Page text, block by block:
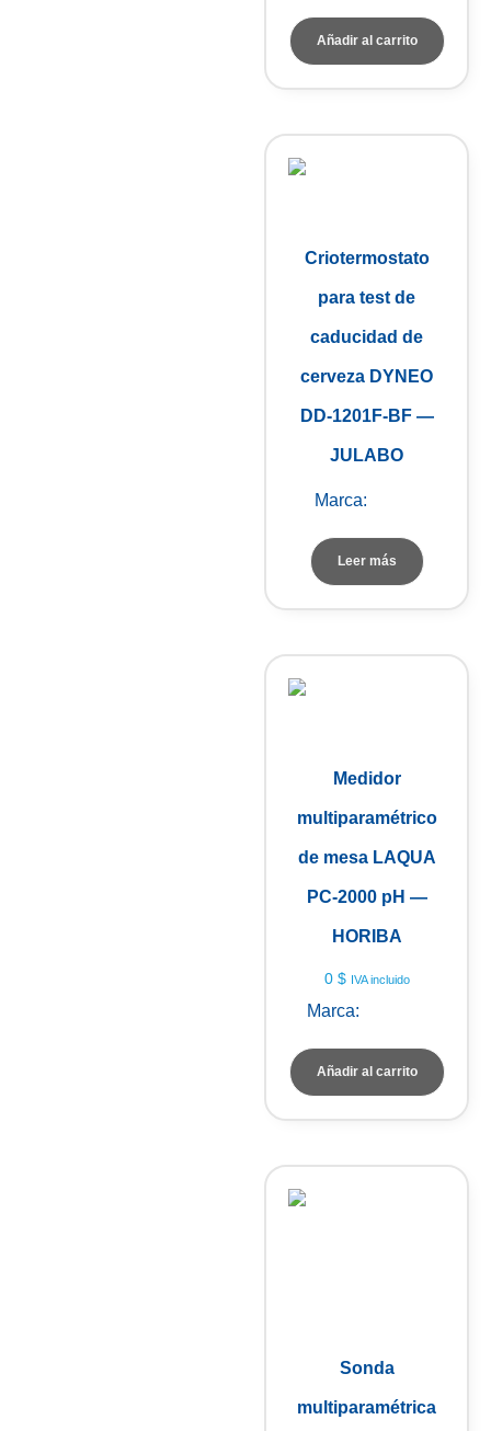
Añadir al carrito
Criotermostato
para test de
caducidad de
cerveza DYNEO
DD-1201F-BF —
JULABO
Marca:
Leer más
Medidor
multiparamétrico
de mesa LAQUA
PC-2000 pH —
HORIBA
0 $ IVA incluido
Marca:
Añadir al carrito
Sonda
multiparamétrica